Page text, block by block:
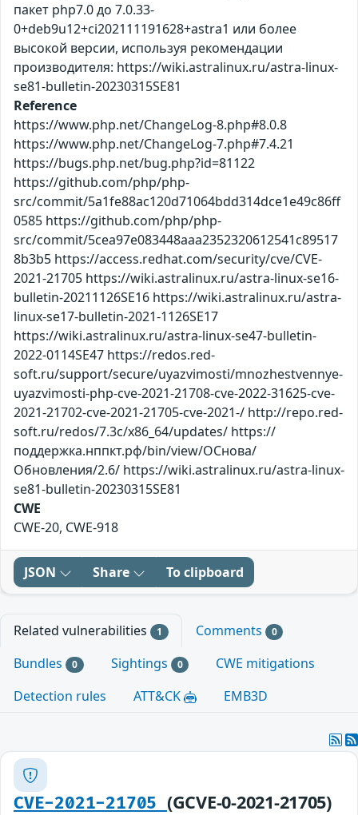
пакет php7.0 до 7.0.33-
0+deb9u12+ci202111191628+astra1 или более
высокой версии, используя рекомендации
производителя: https://wiki.astralinux.ru/astra-linux-
se81-bulletin-20230315SE81
Reference
https://www.php.net/ChangeLog-8.php#8.0.8
https://www.php.net/ChangeLog-7.php#7.4.21
https://bugs.php.net/bug.php?id=81122
https://github.com/php/php-
src/commit/5a1fe88ac120d71064bdd314dce1e49c86ff
0585 https://github.com/php/php-
src/commit/5cea97e083448aaa2352320612541c89517
8b3b5 https://access.redhat.com/security/cve/CVE-
2021-21705 https://wiki.astralinux.ru/astra-linux-se16-
bulletin-20211126SE16 https://wiki.astralinux.ru/astra-
linux-se17-bulletin-2021-1126SE17
https://wiki.astralinux.ru/astra-linux-se47-bulletin-
2022-0114SE47 https://redos.red-
soft.ru/support/secure/uyazvimosti/mnozhestvennye-
uyazvimosti-php-cve-2021-21708-cve-2022-31625-cve-
2021-21702-cve-2021-21705-cve-2021-/ http://repo.red-
soft.ru/redos/7.3c/x86_64/updates/ https://
поддержка.нппкт.рф/bin/view/ОСнова/
Обновления/2.6/ https://wiki.astralinux.ru/astra-linux-
se81-bulletin-20230315SE81
CWE
CWE-20, CWE-918
JSON Share To clipboard
Related vulnerabilities 1 Comments 0
Bundles 0 Sightings 0
CWE mitigations
Detection rules
ATT&CK EMB3D
CVE-2021-21705 (GCVE-0-2021-21705)